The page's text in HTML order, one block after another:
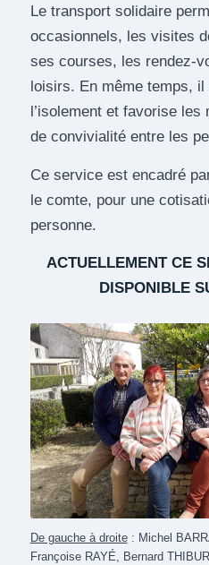
Le transport solidaire
occasionnels, les visites
ses courses, les rendez-
loisirs. En même temps,
l’isolement et favorise les
de convivialité entre les
Ce service est encadré
le comte, pour une
personne.
ACTUELLEMENT CE
DISPONIBLE
De gauche à droite: Michel
Françoise RAYÉ, Bernard